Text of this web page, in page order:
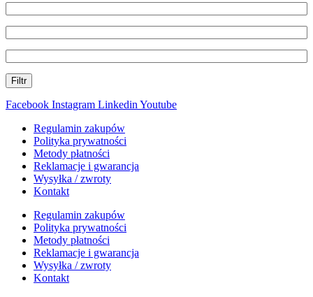
Filtr
Facebook Instagram Linkedin Youtube
Regulamin zakupów
Polityka prywatności
Metody płatności
Reklamacje i gwarancja
Wysyłka / zwroty
Kontakt
Regulamin zakupów
Polityka prywatności
Metody płatności
Reklamacje i gwarancja
Wysyłka / zwroty
Kontakt